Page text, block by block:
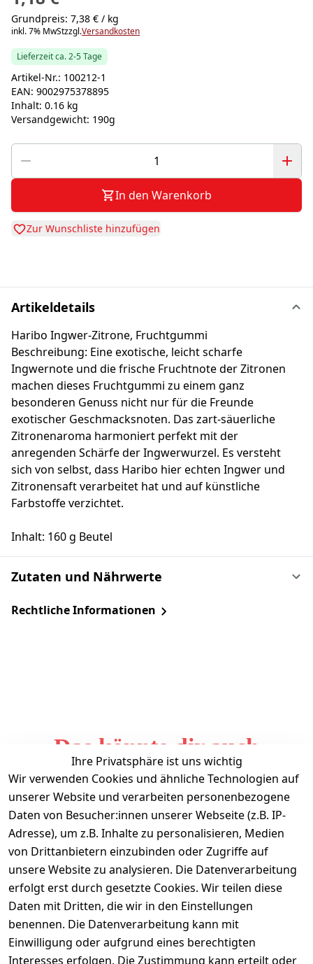
Grundpreis: 7,38 € / kg
inkl. 7% MwStzzgl.Versandkosten
Lieferzeit ca. 2-5 Tage
Artikel-Nr.: 100212-1
EAN: 9002975378895
Inhalt: 0.16 kg
Versandgewicht: 190g
In den Warenkorb
Zur Wunschliste hinzufügen
Artikeldetails
Haribo Ingwer-Zitrone, Fruchtgummi
Beschreibung: Eine exotische, leicht scharfe
Ingwernote und die frische Fruchtnote der Zitronen
machen dieses Fruchtgummi zu einem ganz
besonderen Genuss nicht nur für die Freunde
exotischer Geschmacksnoten. Das zart-säuerliche
Zitronenaroma harmoniert perfekt mit der
anregenden Schärfe der Ingwerwurzel. Es versteht
sich von selbst, dass Haribo hier echten Ingwer und
Zitronensaft verarbeitet hat und auf künstliche
Farbstoffe verzichtet.
Inhalt: 160 g Beutel
Zutaten und Nährwerte
Rechtliche Informationen
Das könnte dir auch
gefallen
Ihre Privatsphäre ist uns wichtig
Wir verwenden Cookies und ähnliche Technologien auf
unserer Website und verarbeiten personenbezogene
Daten von Besucher:innen unserer Webseite (z.B. IP-
Adresse), um z.B. Inhalte zu personalisieren, Medien
von Drittanbietern einzubinden oder Zugriffe auf
unsere Website zu analysieren. Die Datenverarbeitung
erfolgt erst durch gesetzte Cookies. Wir teilen diese
Daten mit Dritten, die wir in den Einstellungen
benennen. Die Datenverarbeitung kann mit
Einwilligung oder aufgrund eines berechtigten
Interesses erfolgen. Die Zustimmung kann erteilt oder
Informationen
Mein Konto